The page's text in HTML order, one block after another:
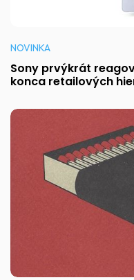
NOVINKA
Sony prvýkrát
konca retailových